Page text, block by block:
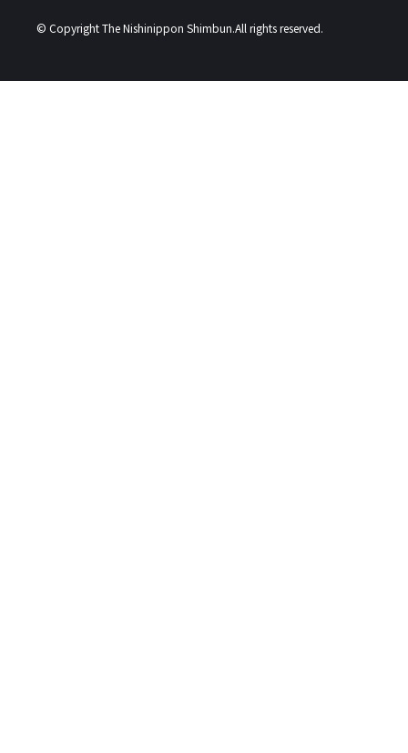
© Copyright The Nishinippon Shimbun.All rights reserved.